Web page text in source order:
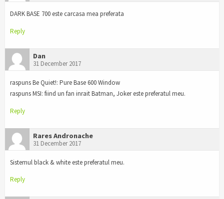
DARK BASE 700 este carcasa mea preferata
Reply
Dan
31 December 2017
raspuns Be Quiet!: Pure Base 600 Window
raspuns MSI: fiind un fan inrait Batman, Joker este preferatul meu.
Reply
Rares Andronache
31 December 2017
Sistemul black & white este preferatul meu.
Reply